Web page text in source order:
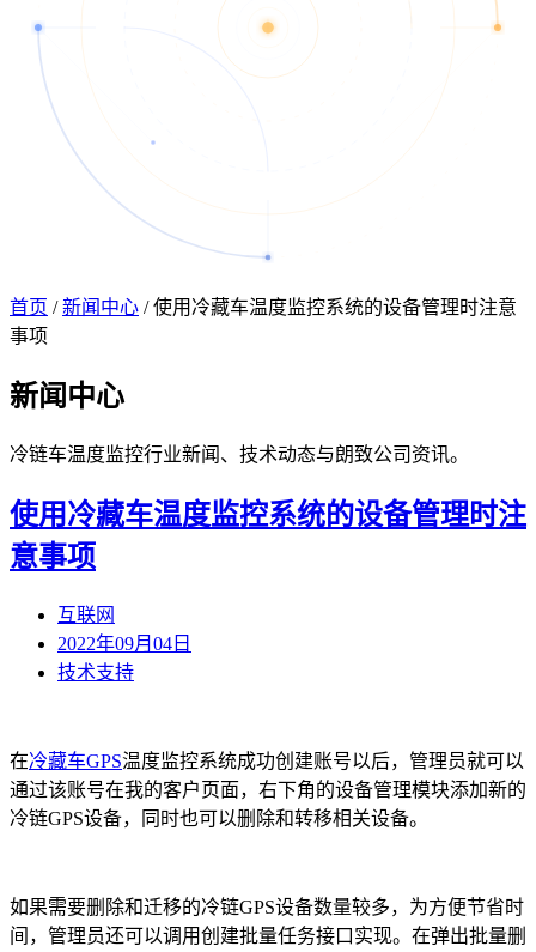
首页 / 新闻中心 / 使用冷藏车温度监控系统的设备管理时注意
事项
新闻 中心
冷链车温度监控行业新闻、技术动态与朗致公司资讯。
使用冷藏车温度监控系统的设备管理时注
意事项
互联网
2022年09月04日
技术支持
在冷藏车GPS温度监控系统成功创建账号以后，管理员就可以
通过该账号在我的客户页面，右下角的设备管理模块添加新的
冷链GPS设备，同时也可以删除和转移相关设备。
如果需要删除和迁移的冷链GPS设备数量较多，为方便节省时
间，管理员还可以调用创建批量任务接口实现。在弹出批量删